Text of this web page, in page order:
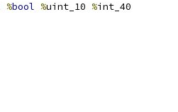
%bool %uint_10 %int_40